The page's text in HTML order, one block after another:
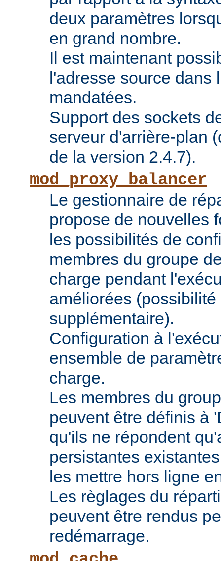
deux paramètres
en grand nombre.
Il est maintenant
l'adresse source dans
mandatées.
Support des sockets
serveur d'arrière-plan
de la version 2.4.7).
mod_proxy_balancer
Le gestionnaire de
propose de nouvelles
les possibilités de
membres du groupe
charge pendant
améliorées
supplémentaire).
Configuration à
ensemble de
charge.
Les membres du
peuvent être définis à
qu'ils ne répondent
persistantes
les mettre hors ligne
Les règlages du
peuvent être rendus
redémarrage.